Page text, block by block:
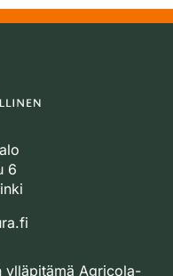
6
ylläpitämä Agricola-